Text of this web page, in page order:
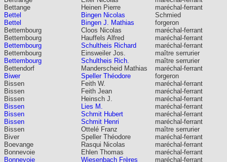
Bettange
Heinen Pierre
maréchal-ferrant
Bettel
Bingen Nicolas
Schmied
Bettel
Bingen J. Mathias
forgeron
Bettembourg
Cloos Nicolas
maréchal-ferrant
Bettembourg
Hauffels Alfred
maréchal-ferrant
Bettembourg
Schultheis Richard
maréchal-ferrant
Bettembourg
Einsweiler Jos.
maître serrurier
Bettembourg
Schultheis Rich.
maître serrurier
Bettendorf
Manderscheid Mathias
maréchal-ferrant
Biwer
Speller Théodore
forgeron
Bissen
Feith W.
maréchal-ferrant
Bissen
Feith Jean
maréchal-ferrant
Bissen
Heinsch J.
maréchal-ferrant
Bissen
Lies M.
maréchal-ferrant
Bissen
Schmit Hubert
maréchal-ferrant
Bissen
Schmit Henri
maréchal-ferrant
Bissen
Ottelé Franz
maître serrurier
Biver
Speller Théodore
maréchal-ferrant
Boevange
Rasqui Nicolas
maréchal-ferrant
Bonnevoie
Ehlen Thomas
maréchal-ferrant
Bonnevoie
Wiesenbach Frères
maréchal-ferrant